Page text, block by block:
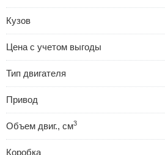
Кузов
Цена с учетом выгоды
Тип двигателя
Привод
Объем двиг., см3
Коробка